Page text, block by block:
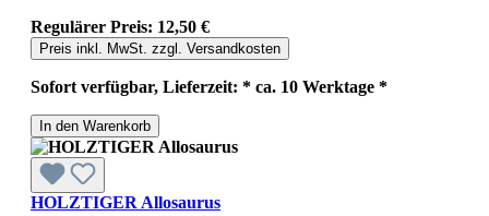
Regulärer Preis: 12,50 €
Preis inkl. MwSt. zzgl. Versandkosten
Sofort verfügbar, Lieferzeit: * ca. 10 Werktage *
In den Warenkorb
HOLZTIGER Allosaurus